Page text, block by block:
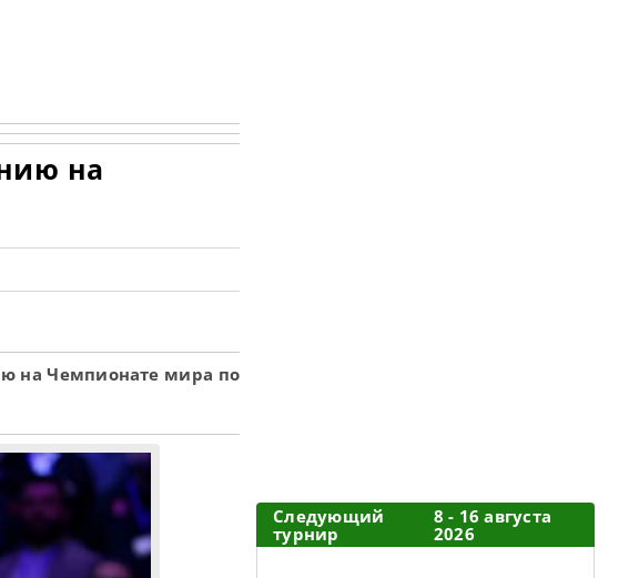
на
на Чемпионате мира по
Следующий
турнир
8 - 16 августа
2026